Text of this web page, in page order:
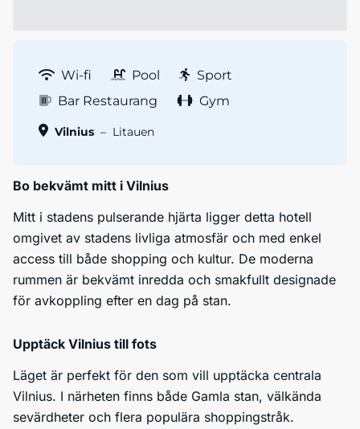
Wi-fi Pool
Sport
Bar Restaurang
Gym
Vilnius – Litauen
Bo bekvämt mitt i Vilnius
Mitt i stadens pulserande hjärta ligger detta hotell
omgivet av stadens livliga atmosfär och med enkel
access till både shopping och kultur. De moderna
rummen är bekvämt inredda och smakfullt designade
för avkoppling efter en dag på stan.
Upptäck Vilnius till fots
Läget är perfekt för den som vill upptäcka centrala
Vilnius. I närheten finns både Gamla stan, välkända
sevärdheter och flera populära shoppingstråk.